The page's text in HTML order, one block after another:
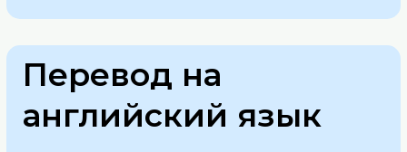
Перевод на
английский язык